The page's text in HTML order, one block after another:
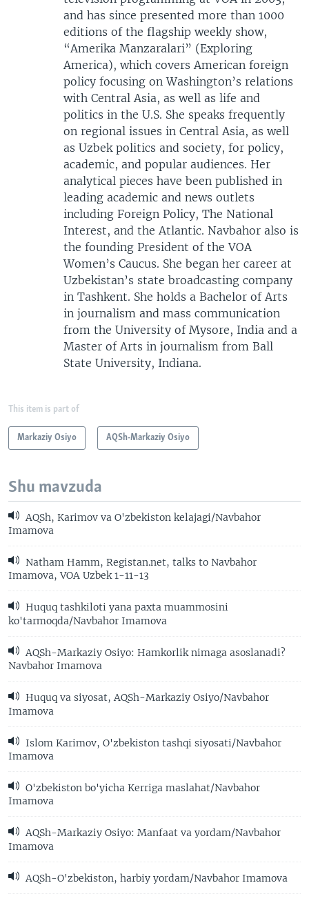
and has since presented more than 1000
editions of the flagship weekly show,
“Amerika Manzaralari” (Exploring
America), which covers American foreign
policy focusing on Washington’s relations
with Central Asia, as well as life and
politics in the U.S. She speaks frequently
on regional issues in Central Asia, as well
as Uzbek politics and society, for policy,
academic, and popular audiences. Her
analytical pieces have been published in
leading academic and news outlets
including Foreign Policy, The National
Interest, and the Atlantic. Navbahor also is
the founding President of the VOA
Women’s Caucus. She began her career at
Uzbekistan’s state broadcasting company
in Tashkent. She holds a Bachelor of Arts
in journalism and mass communication
from the University of Mysore, India and a
Master of Arts in journalism from Ball
State University, Indiana.
This item is part of
Markaziy Osiyo AQSh-Markaziy Osiyo
Shu mavzuda
AQSh, Karimov va O'zbekiston kelajagi/Navbahor
Imamova
Natham Hamm, Registan.net, talks to Navbahor
Imamova, VOA Uzbek 1-11-13
Huquq tashkiloti yana paxta muammosini
ko'tarmoqda/Navbahor Imamova
AQSh-Markaziy Osiyo: Hamkorlik nimaga asoslanadi?
Navbahor Imamova
Huquq va siyosat, AQSh-Markaziy Osiyo/Navbahor
Imamova
Islom Karimov, O'zbekiston tashqi siyosati/Navbahor
Imamova
O'zbekiston bo'yicha Kerriga maslahat/Navbahor
Imamova
AQSh-Markaziy Osiyo: Manfaat va yordam/Navbahor
Imamova
AQSh-O'zbekiston, harbiy yordam/Navbahor Imamova